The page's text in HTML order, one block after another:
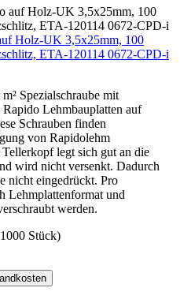
Holz-UK 3,5x25mm, 100
ETA-120114 0672-CPD-i
Spezialschraube mit
Lehmbauplatten auf
Schrauben finden
von Rapidolehm
legt sich gut an die
wird nicht versenkt. Dadurch
nicht eingedrückt. Pro
Lehmplattenformat und
werden.
Stück)